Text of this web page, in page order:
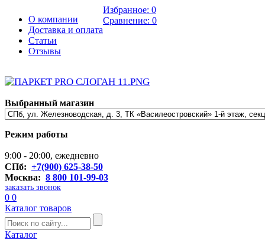
О компании
Доставка и оплата
Статьи
Отзывы
Избранное: 0
Сравнение: 0
Выбранный магазин
Режим работы
9:00 - 20:00, ежедневно
СПб: +7(900) 625-38-50
Москва: 8 800 101-99-03
заказать звонок
0 0
Каталог товаров
Каталог